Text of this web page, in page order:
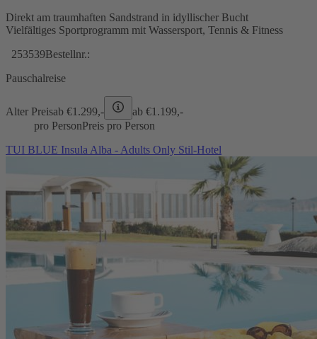
Direkt am traumhaften Sandstrand in idyllischer Bucht
Vielfältiges Sportprogramm mit Wassersport, Tennis & Fitness
253539Bestellnr.:
Pauschalreise
Alter Preisab €1.299,- ab €1.199,-
pro PersonPreis pro Person
TUI BLUE Insula Alba - Adults Only Stil-Hotel